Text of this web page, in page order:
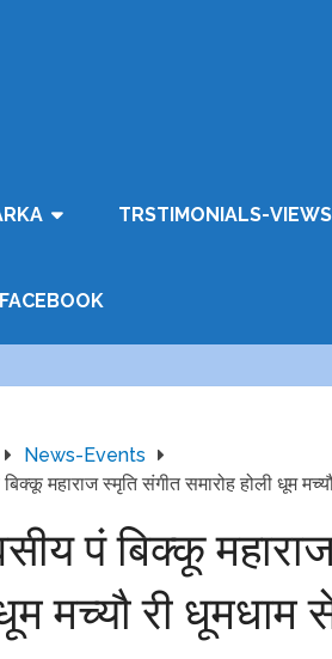
TRSTIMONIALS-VIEWS
News-Events
बिक्कू महाराज स्मृति संगीत समारोह होली धूम
पं बिक्कू
मच्यौ री धूमधाम